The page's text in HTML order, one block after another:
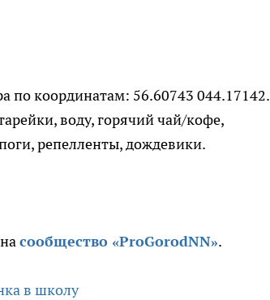
по координатам: 56.60743 044.17142.
воду, горячий чай/кофе,
репелленты, дождевики.
сообщество «ProGorodNN».
в школу